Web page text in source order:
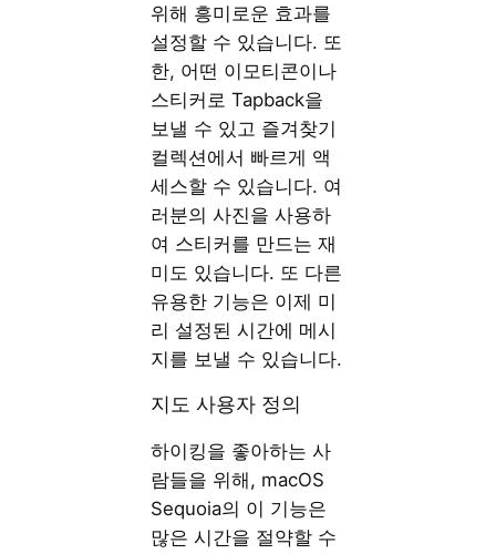
위해 흥미로운 효과를
설정할 수 있습니다. 또
한, 어떤 이모티콘이나
스티커로 Tapback을
보낼 수 있고 즐겨찾기
컬렉션에서 빠르게 액
세스할 수 있습니다. 여
러분의 사진을 사용하
여 스티커를 만드는 재
미도 있습니다. 또 다른
유용한 기능은 이제 미
리 설정된 시간에 메시
지를 보낼 수 있습니다.
지도 사용자 정의
하이킹을 좋아하는 사
람들을 위해, macOS
Sequoia의 이 기능은
많은 시간을 절약할 수